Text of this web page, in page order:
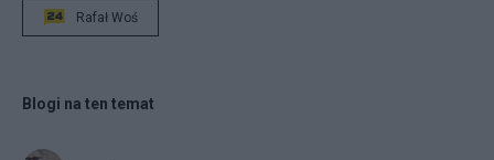
Rafał Woś
Blogi na ten temat